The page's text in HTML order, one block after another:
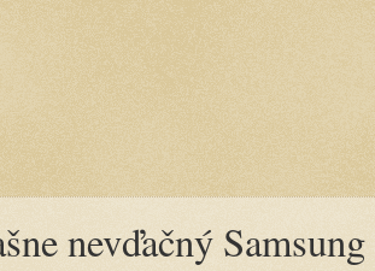
nevďačný Samsung